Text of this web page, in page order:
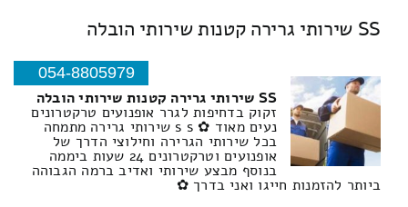
SS שירותי גרירה קטנות שירותי הובלה
054-8805979
SS שירותי גרירה קטנות שירותי הובלה
זקוק בדחיפות לגרר אופנועים טרקטרונים
נעים מאוד ✿ s s שירותי גרירה מתמחה
בכל שירותי הגרירה וחילוצי הדרך של
אופנועים וטרקטרונים 24 שעות ביממה
בנוסף מבצע שירותי ואדיב ברמה הגבוהה
ביותר להזמנות חייגו ואני בדרך ✿